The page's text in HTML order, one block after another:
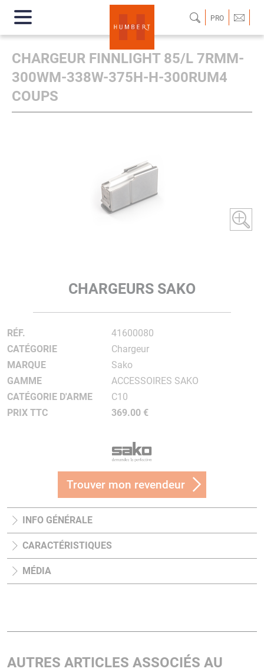
PRO
CHARGEUR FINNLIGHT 85/L 7RMM-
300WM-338W-375H-H-300RUM4
COUPS
CHARGEURS SAKO
RÉF.
41600080
CATÉGORIE
Chargeur
MARQUE
Sako
GAMME
ACCESSOIRES SAKO
CATÉGORIE D'ARME
C10
PRIX TTC
369.00 €
Trouver mon revendeur
INFO GÉNÉRALE
CARACTÉRISTIQUES
MÉDIA
AUTRES ARTICLES ASSOCIÉS AU